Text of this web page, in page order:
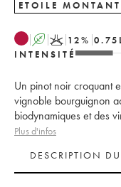
ETOILE
A K 12% 0.75
INTENSITÉ
Un pinot noir croquant
vignoble bourguignon
biodynamiques et des
Plus d'infos
DESCRIPTION